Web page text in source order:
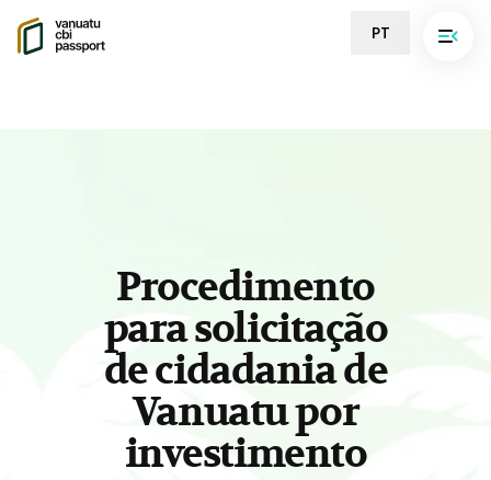
PT
Procedimento
para solicitação
de cidadania de
Vanuatu por
investimento